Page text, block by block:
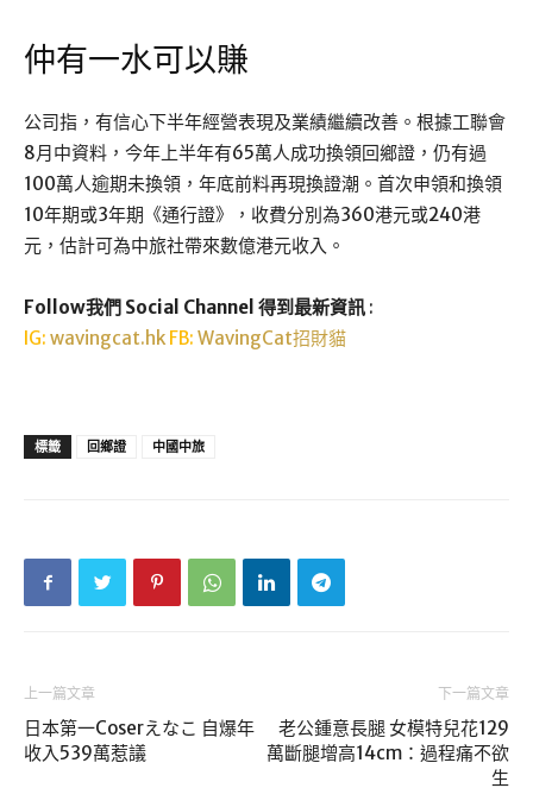
仲有一水可以賺
公司指，有信心下半年經營表現及業績繼續改善。根據工聯會
8月中資料，今年上半年有65萬人成功換領回鄉證，仍有過
100萬人逾期未換領，年底前料再現換證潮。首次申領和換領
10年期或3年期《通行證》，收費分別為360港元或240港
元，估計可為中旅社帶來數億港元收入。
Follow我們 Social Channel 得到最新資訊 :
IG: wavingcat.hk FB: WavingCat招財貓
標籤 回鄉證 中國中旅
上一篇文章
日本第一Coserえなこ 自爆年
收入539萬惹議
下一篇文章
老公鍾意長腿 女模特兒花129
萬斷腿增高14cm：過程痛不欲
生